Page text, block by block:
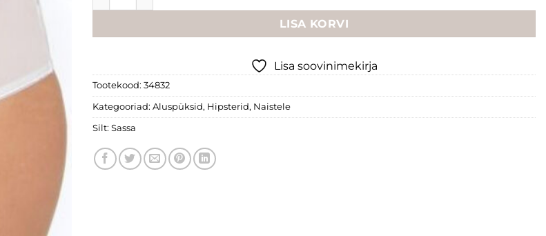
LISA KORVI
Lisa soovinimekirja
Tootekood: 34832
Kategooriad: Aluspüksid, Hipsterid, Naistele
Silt: Sassa